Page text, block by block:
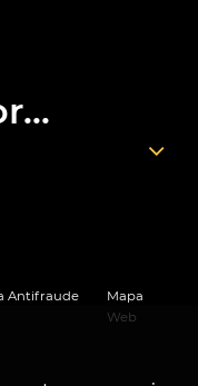
Antifraude
Mapa
Web